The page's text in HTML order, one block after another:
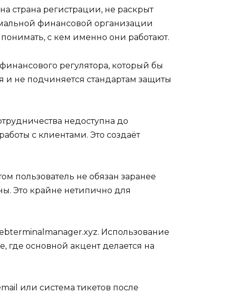
страна регистрации, не раскрыт
финансовой организации
с кем именно они работают.
регулятора, который бы
и не подчиняется стандартам защиты
недоступна до
с клиентами. Это создаёт
пользователь не обязан заранее
Это крайне нетипично для
Использование
где основной акцент делается на
или система тикетов после